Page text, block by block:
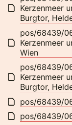
Kerzenmeer
Burgtor,
pos/68439/
Kerzenmeer
Wien
pos/68439/
Kerzenmeer
Burgtor,
pos/68439/
pos/68439/